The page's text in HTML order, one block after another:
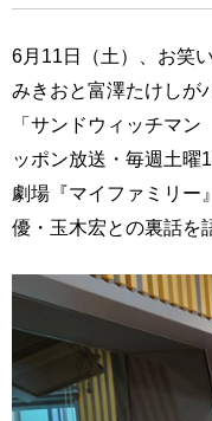
6月11日（土）、お笑
みきおと富澤たけしが
「サンドウィッチマ
ッポン放送・毎週土曜
劇場『マイファミリー
優・玉木宏との裏話を